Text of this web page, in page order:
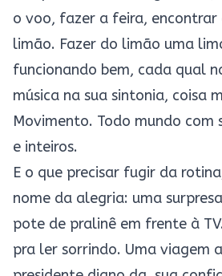
o voo, fazer a feira, encontrar
limão. Fazer do limão uma
funcionando bem, cada qual
música na sua sintonia, coisa
Movimento. Todo mundo com
e inteiros.
E o que precisar fugir da
nome da alegria: uma
pote de pralinê em frente à
pra ler sorrindo. Uma viagem